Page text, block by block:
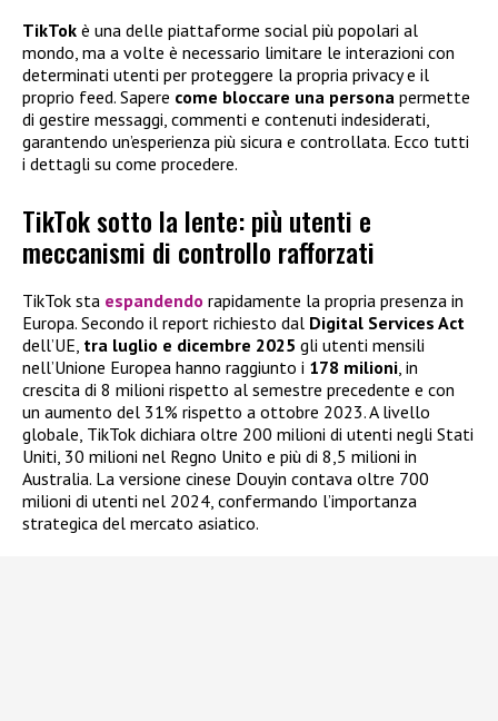
TikTok è una delle piattaforme social più popolari al
mondo, ma a volte è necessario limitare le interazioni con
determinati utenti per proteggere la propria privacy e il
proprio feed. Sapere come bloccare una persona permette
di gestire messaggi, commenti e contenuti indesiderati,
garantendo un’esperienza più sicura e controllata. Ecco tutti
i dettagli su come procedere.
TikTok sotto la lente: più utenti e
meccanismi di controllo rafforzati
TikTok sta espandendo rapidamente la propria presenza in
Europa. Secondo il report richiesto dal Digital Services Act
dell’UE, tra luglio e dicembre 2025 gli utenti mensili
nell’Unione Europea hanno raggiunto i 178 milioni , in
crescita di 8 milioni rispetto al semestre precedente e con
un aumento del 31% rispetto a ottobre 2023. A livello
globale, TikTok dichiara oltre 200 milioni di utenti negli Stati
Uniti, 30 milioni nel Regno Unito e più di 8,5 milioni in
Australia. La versione cinese Douyin contava oltre 700
milioni di utenti nel 2024, confermando l’importanza
strategica del mercato asiatico.